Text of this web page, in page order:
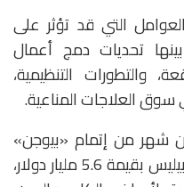
التي قد تؤثر على
تحديات دمج أعمال
والتطورات التنظيمية،
سوق العلاجات المناعية.
شهر من إتمام «بيوجن»
استحواذاً ضخماً آخر على شركة أبيليس بقيمة 5.6 مليار دولار،